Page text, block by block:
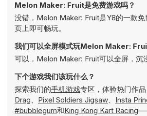
Melon Maker: Fruit是免费游戏吗？
没错，Melon Maker: Fruit是Y8的一款免
页上即可畅玩。
我们可以全屏模式玩Melon Maker:
可以，Melon Maker: Fruit可以全屏，沉
下个游戏我们该玩什么？
探索我们的手机游戏专区，体验热门作
Drag、 Pixel Soldiers Jigsaw、 Insta
#bubblegum和King Kong Kart Racing